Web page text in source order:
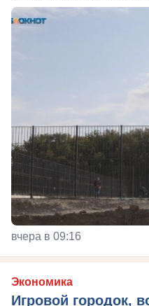
вчера в 09:16
Экономика
Игровой городок,